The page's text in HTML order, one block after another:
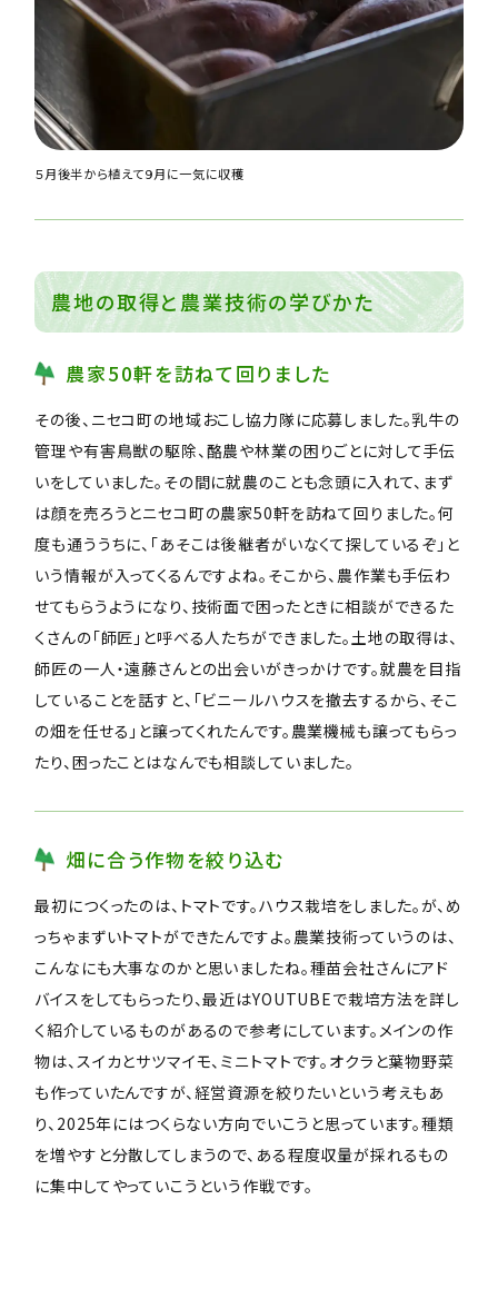
５月後半から植えて９月に一気に収穫
農地の取得と農業技術の学びかた
農家50軒を訪ねて回りました
その後、ニセコ町の地域おこし協力隊に応募しました。乳牛の
管理や有害鳥獣の駆除、酪農や林業の困りごとに対して手伝
いをしていました。その間に就農のことも念頭に入れて、まず
は顔を売ろうとニセコ町の農家50軒を訪ねて回りました。何
度も通ううちに、「あそこは後継者がいなくて探しているぞ」と
いう情報が入ってくるんですよね。そこから、農作業も手伝わ
せてもらうようになり、技術面で困ったときに相談ができるた
くさんの「師匠」と呼べる人たちができました。土地の取得は、
師匠の一人・遠藤さんとの出会いがきっかけです。就農を目指
していることを話すと、「ビニールハウスを撤去するから、そこ
の畑を任せる」と譲ってくれたんです。農業機械も譲ってもらっ
たり、困ったことはなんでも相談していました。
畑に合う作物を絞り込む
最初につくったのは、トマトです。ハウス栽培をしました。が、め
っちゃまずいトマトができたんですよ。農業技術っていうのは、
こんなにも大事なのかと思いましたね。種苗会社さんにアド
バイスをしてもらったり、最近はYOUTUBEで栽培方法を詳し
く紹介しているものがあるので参考にしています。メインの作
物は、スイカとサツマイモ、ミニトマトです。オクラと葉物野菜
も作っていたんですが、経営資源を絞りたいという考えもあ
り、2025年にはつくらない方向でいこうと思っています。種類
を増やすと分散してしまうので、ある程度収量が採れるもの
に集中してやっていこうという作戦です。